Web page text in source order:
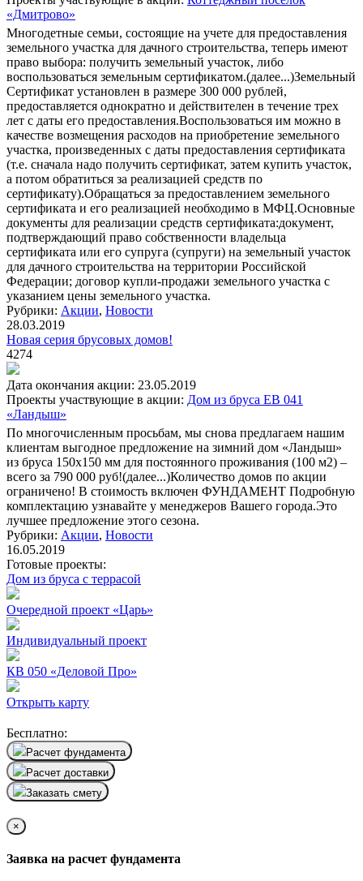
«Дмитрово»
Многодетные семьи, состоящие на учете для предоставления
земельного участка для дачного строительства, теперь имеют
право выбора: получить земельный участок, либо
воспользоваться земельным сертификатом.(далее...)Земельный
Сертификат установлен в размере 300 000 рублей,
предоставляется однократно и действителен в течение трех
лет с даты его предоставления.Воспользоваться им можно в
качестве возмещения расходов на приобретение земельного
участка, произведенных с даты предоставления сертификата
(т.е. сначала надо получить сертификат, затем купить участок,
а потом обратиться за реализацией средств по
сертификату).Обращаться за предоставлением земельного
сертификата и его реализацией необходимо в МФЦ.Основные
документы для реализации средств сертификата:документ,
подтверждающий право собственности владельца
сертификата или его супруга (супруги) на земельный участок
для дачного строительства на территории Российской
Федерации; договор купли-продажи земельного участка с
указанием цены земельного участка.
Рубрики: Акции, Новости
28.03.2019
Новая серия брусовых домов!
4274
Дата окончания акции: 23.05.2019
Проекты участвующие в акции: Дом из бруса EB 041
«Ландыш»
По многочисленным просьбам, мы снова предлагаем нашим
клиентам выгодное предложение на зимний дом «Ландыш»
из бруса 150х150 мм для постоянного проживания (100 м2) –
всего за 790 000 руб!(далее...)Количество домов по акции
ограничено! В стоимость включен ФУНДАМЕНТ Подробную
комплектацию узнавайте у менеджеров Вашего города.Это
лучшее предложение этого сезона.
Рубрики: Акции, Новости
16.05.2019
Готовые проекты:
Дом из бруса с террасой
Очередной проект «Царь»
Индивидуальный проект
КВ 050 «Деловой Про»
Открыть карту
Бесплатно:
Расчет фундамента
Расчет доставки
Заказать смету
×
Заявка на расчет фундамента